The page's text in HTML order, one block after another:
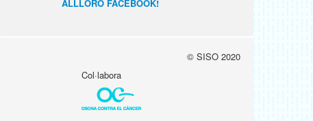
ALLLORO FACEBOOK!
© SISO 2020
Col·labora